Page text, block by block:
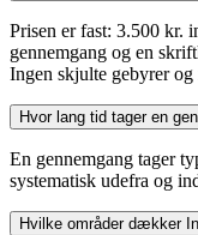
Prisen er fast: 3.500 kr.
gennemgang og en
Ingen skjulte gebyrer
Hvor lang tid tager en
En gennemgang tager
systematisk udefra og
Hvilke områder dækker